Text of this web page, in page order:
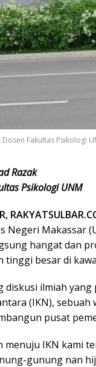
Dosen Fakultas Psikologi
Razak
Psikologi UNM
Negeri Makassar
hangat dan
tinggi besar di
diskusi ilmiah
(IKN),
pusat
menuju IKN kami
gunung nan